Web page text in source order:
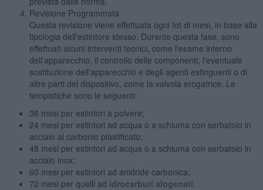
Revisione Programmata
Questa revisione viene effettuata ogni tot di mesi, in base alla
tipologia dell'estintore stesso. Durante questa fase, sono
effettuati alcuni interventi tecnici, come l'esame interno
dell'apparecchio, il controllo delle componenti, l'eventuale
sostituzione dell'apparecchio e degli agenti estinguenti o di
altre parti del dispositivo, come la valvola erogatrice. Le
tempistiche sono le seguenti:
36 mesi per estintori a polvere;
24 mesi per estintori ad acqua o a schiuma con serbatoio in
acciaio al carbonio plastificato;
48 mesi per estintori ad acqua o a schiuma con serbatoio in
acciaio inox;
60 mesi per estintori ad anidride carbonica;
72 mesi per quelli ad idrocarburi alogenati